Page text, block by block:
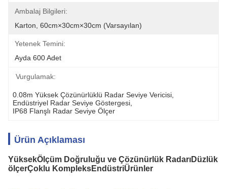
Ambalaj Bilgileri:
Karton, 60cm×30cm×30cm (varsayılan)
Yetenek Temini:
Ayda 600 Adet
Vurgulamak:
0.08m Yüksek Çözünürlüklü Radar Seviye Vericisi
Endüstriyel Radar Seviye Göstergesi
IP68 Flanşlı Radar Seviye Ölçer
Ürün Açıklaması
YüksekÖlçüm Doğruluğu ve Çözünürlük RadarıDüzlük
ölçerÇoklu KompleksEndüstriÜrünler